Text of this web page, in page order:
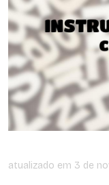
atualizado em 3 de